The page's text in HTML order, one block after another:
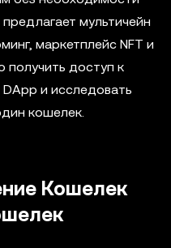
мультичейн
маркетплейс NFT и
получить доступ к
и исследовать
кошелек.
Кошелек